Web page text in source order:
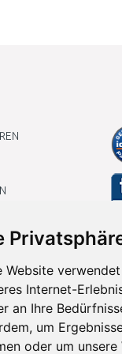
Website
Internet-
an Ihre
um
oder um